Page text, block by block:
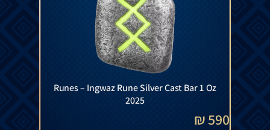
Runes – Ingwaz Rune Silver Cast Bar 1 Oz
2025
590 ₪